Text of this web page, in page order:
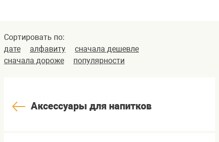
Сортировать по:
дате
алфавиту
сначала дешевле
сначала дороже
популярности
Аксессуары для напитков